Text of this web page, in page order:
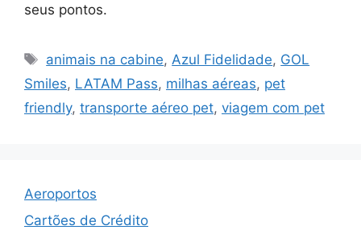
seus pontos.
Tags
animais na cabine, Azul Fidelidade, GOL
Smiles, LATAM Pass, milhas aéreas, pet
friendly, transporte aéreo pet, viagem com pet
Aeroportos
Cartões de Crédito